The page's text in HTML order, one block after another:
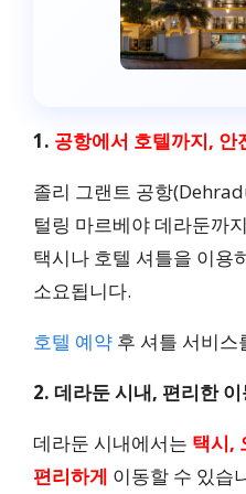
1. 공항에서 호텔까지, 안
졸리 그랜트 공항
털링 마르베야 데라둔까
택시나 호텔 셔틀을 이용
소요됩니다.
호텔 예약 후 셔틀 서비스
2. 데라둔 시내, 편리한
데라둔 시내에서는 택시,
편리하게 이동할 수 있습